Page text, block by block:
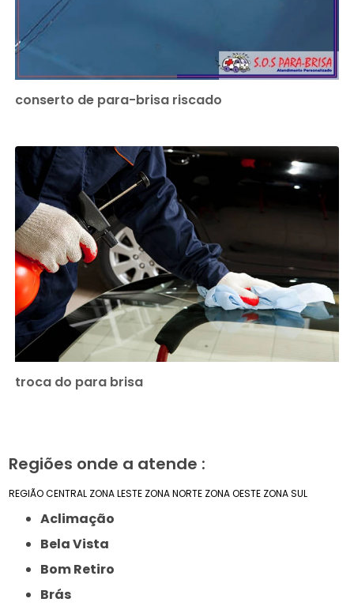
conserto de para-brisa riscado
troca do para brisa
Regiões onde a atende :
REGIÃO CENTRAL ZONA LESTE ZONA NORTE ZONA OESTE ZONA SUL
Aclimação
Bela Vista
Bom Retiro
Brás